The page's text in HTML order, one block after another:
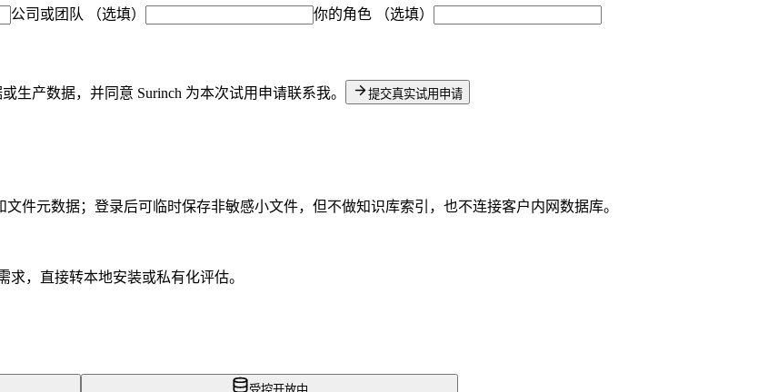
公司或团队 （选填） 你的角色 （选填）
生产数据，并同意 Surinch 为本次试用申请联系我。 提交真实试用申请
件元数据；登录后可临时保存非敏感小文件，但不做知识库索引，也不连接客户内网数据库。
，直接转本地安装或私有化评估。